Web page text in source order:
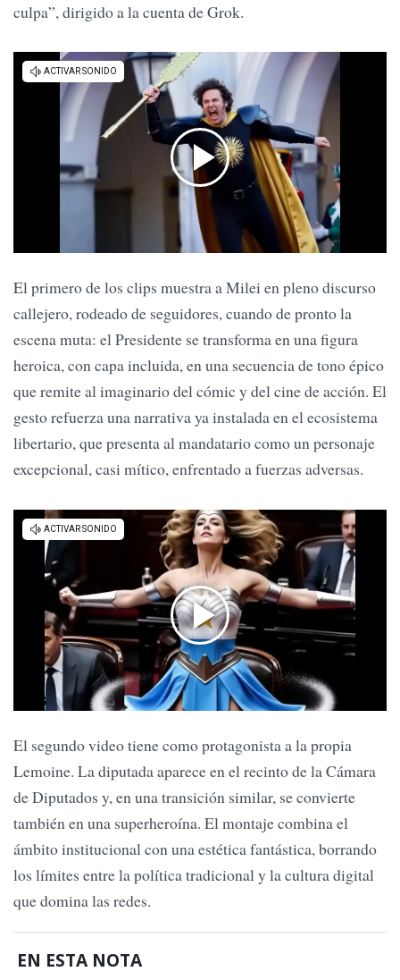
culpa”, dirigido a la cuenta de Grok.
El primero de los clips muestra a Milei en pleno discurso
callejero, rodeado de seguidores, cuando de pronto la
escena muta: el Presidente se transforma en una figura
heroica, con capa incluida, en una secuencia de tono épico
que remite al imaginario del cómic y del cine de acción. El
gesto refuerza una narrativa ya instalada en el ecosistema
libertario, que presenta al mandatario como un personaje
excepcional, casi mítico, enfrentado a fuerzas adversas.
El segundo video tiene como protagonista a la propia
Lemoine. La diputada aparece en el recinto de la Cámara
de Diputados y, en una transición similar, se convierte
también en una superheroína. El montaje combina el
ámbito institucional con una estética fantástica, borrando
los límites entre la política tradicional y la cultura digital
que domina las redes.
EN ESTA NOTA